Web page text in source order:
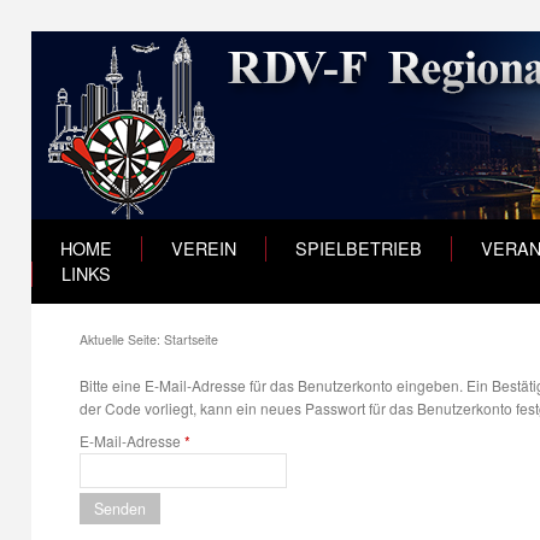
HOME VEREIN SPIELBETRIEB
LINKS
Aktuelle Seite: Startseite
Bitte eine E-Mail-Adresse für das Benutzerkonto eingeben. Ein
der Code vorliegt, kann ein neues Passwort für das Benutzerkonto
E-Mail-Adresse *
Senden